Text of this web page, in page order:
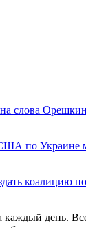
слова
по Украине
коалицию
каждый день.